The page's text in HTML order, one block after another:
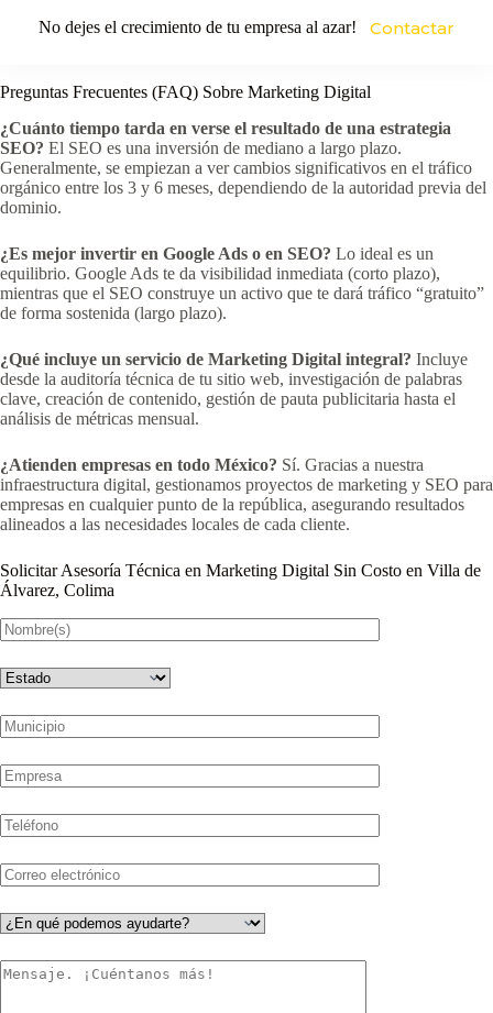
No dejes el crecimiento de tu empresa al azar! Contactar
Preguntas Frecuentes (FAQ) Sobre Marketing Digital
¿Cuánto tiempo tarda en verse el resultado de una estrategia
SEO? El SEO es una inversión de mediano a largo plazo.
Generalmente, se empiezan a ver cambios significativos en el tráfico
orgánico entre los 3 y 6 meses, dependiendo de la autoridad previa del
dominio.
¿Es mejor invertir en Google Ads o en SEO? Lo ideal es un
equilibrio. Google Ads te da visibilidad inmediata (corto plazo),
mientras que el SEO construye un activo que te dará tráfico “gratuito”
de forma sostenida (largo plazo).
¿Qué incluye un servicio de Marketing Digital integral? Incluye
desde la auditoría técnica de tu sitio web, investigación de palabras
clave, creación de contenido, gestión de pauta publicitaria hasta el
análisis de métricas mensual.
¿Atienden empresas en todo México? Sí. Gracias a nuestra
infraestructura digital, gestionamos proyectos de marketing y SEO para
empresas en cualquier punto de la república, asegurando resultados
alineados a las necesidades locales de cada cliente.
Solicitar Asesoría Técnica en Marketing Digital Sin Costo en Villa de
Álvarez, Colima